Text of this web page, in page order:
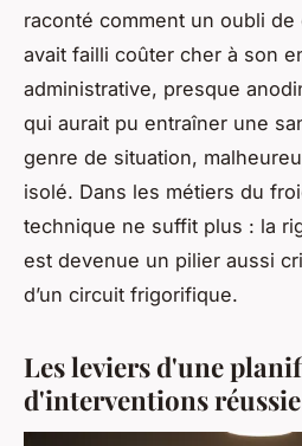
raconté comment un oubli
avait failli coûter cher à son
administrative, presque
qui aurait pu entraîner une
genre de situation,
isolé. Dans les métiers du
technique ne suffit plus : la
est devenue un pilier aussi
d’un circuit frigorifique.
Les leviers d'une
d'interventions réussie